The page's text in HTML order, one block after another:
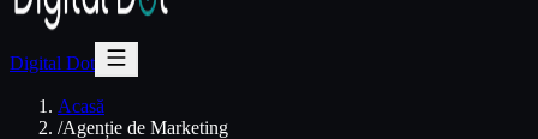
Digital Dot
Acasă
/Agenție de Marketing